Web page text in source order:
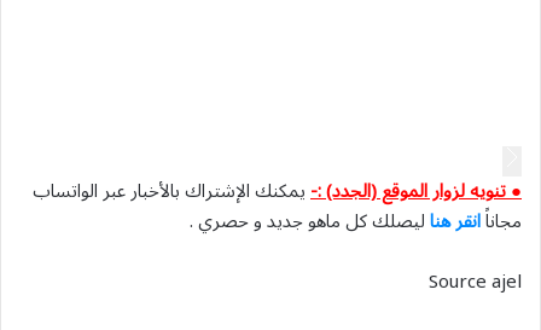
● تنويه لزوار الموقع (الجدد) :-يمكنك الإشتراك بالأخبار عبر الواتساب
مجاناًانقر هناليصلك كل ماهو جديد و حصري .
Source ajel